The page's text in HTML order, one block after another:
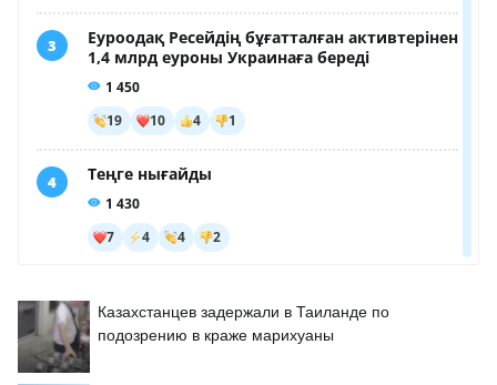
Казахстанцев задержали в Таиланде по
подозрению в краже марихуаны